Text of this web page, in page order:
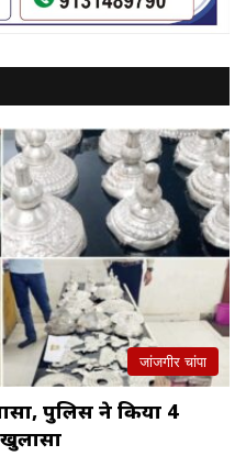
जांजगीर चांपा
पुलिस ने किया 4